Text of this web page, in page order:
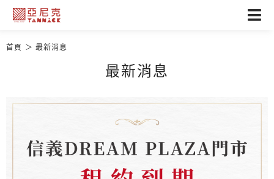
首頁 最新消息
最新消息